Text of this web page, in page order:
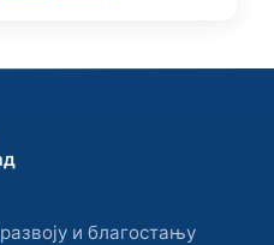
и благостању